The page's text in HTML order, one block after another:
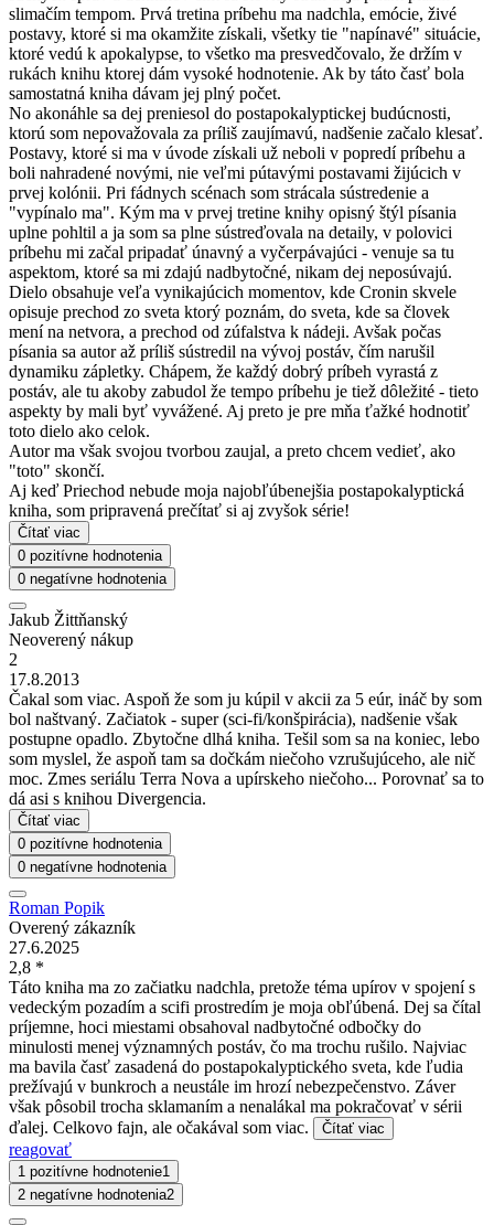
slimačím tempom. Prvá tretina príbehu ma nadchla, emócie, živé
postavy, ktoré si ma okamžite získali, všetky tie "napínavé" situácie,
ktoré vedú k apokalypse, to všetko ma presvedčovalo, že držím v
rukách knihu ktorej dám vysoké hodnotenie. Ak by táto časť bola
samostatná kniha dávam jej plný počet.
No akonáhle sa dej preniesol do postapokalyptickej budúcnosti,
ktorú som nepovažovala za príliš zaujímavú, nadšenie začalo klesať.
Postavy, ktoré si ma v úvode získali už neboli v popredí príbehu a
boli nahradené novými, nie veľmi pútavými postavami žijúcich v
prvej kolónii. Pri fádnych scénach som strácala sústredenie a
"vypínalo ma". Kým ma v prvej tretine knihy opisný štýl písania
uplne pohltil a ja som sa plne sústreďovala na detaily, v polovici
príbehu mi začal pripadať únavný a vyčerpávajúci - venuje sa tu
aspektom, ktoré sa mi zdajú nadbytočné, nikam dej neposúvajú.
Dielo obsahuje veľa vynikajúcich momentov, kde Cronin skvele
opisuje prechod zo sveta ktorý poznám, do sveta, kde sa človek
mení na netvora, a prechod od zúfalstva k nádeji. Avšak počas
písania sa autor až príliš sústredil na vývoj postáv, čím narušil
dynamiku zápletky. Chápem, že každý dobrý príbeh vyrastá z
postáv, ale tu akoby zabudol že tempo príbehu je tiež dôležité - tieto
aspekty by mali byť vyvážené. Aj preto je pre mňa ťažké hodnotiť
toto dielo ako celok.
Autor ma však svojou tvorbou zaujal, a preto chcem vedieť, ako
"toto" skončí.
Aj keď Priechod nebude moja najobľúbenejšia postapokalyptická
kniha, som pripravená prečítať si aj zvyšok série!
Čítať viac
0 pozitívne hodnotenia
0 negatívne hodnotenia
Jakub Žittňanský
Neoverený nákup
2
17.8.2013
Čakal som viac. Aspoň že som ju kúpil v akcii za 5 eúr, ináč by som
bol naštvaný. Začiatok - super (sci-fi/konšpirácia), nadšenie však
postupne opadlo. Zbytočne dlhá kniha. Tešil som sa na koniec, lebo
som myslel, že aspoň tam sa dočkám niečoho vzrušujúceho, ale nič
moc. Zmes seriálu Terra Nova a upírskeho niečoho... Porovnať sa to
dá asi s knihou Divergencia.
Čítať viac
0 pozitívne hodnotenia
0 negatívne hodnotenia
Roman Popik
Overený zákazník
27.6.2025
2,8 *
Táto kniha ma zo začiatku nadchla, pretože téma upírov v spojení s
vedeckým pozadím a scifi prostredím je moja obľúbená. Dej sa čítal
príjemne, hoci miestami obsahoval nadbytočné odbočky do
minulosti menej významných postáv, čo ma trochu rušilo. Najviac
ma bavila časť zasadená do postapokalyptického sveta, kde ľudia
prežívajú v bunkroch a neustále im hrozí nebezpečenstvo. Záver
však pôsobil trocha sklamaním a nenalákal ma pokračovať v sérii
ďalej. Celkovo fajn, ale očakával som viac.
Čítať viac
reagovať
1 pozitívne hodnotenie1
2 negatívne hodnotenia2